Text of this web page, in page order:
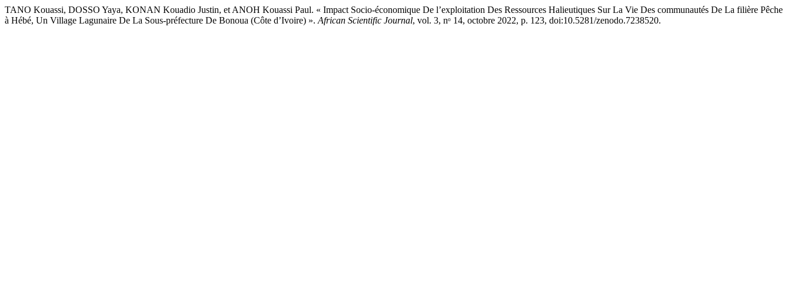
TANO Kouassi, DOSSO Yaya, KONAN Kouadio Justin, et ANOH Kouassi Paul. « Impact Socio-économique De l’exploitation Des Ressources Halieutiques Sur La Vie Des communautés De La filière Pêche
à Hébé, Un Village Lagunaire De La Sous-préfecture De Bonoua (Côte d’Ivoire) ». African Scientific Journal, vol. 3, nᵒ 14, octobre 2022, p. 123, doi:10.5281/zenodo.7238520.